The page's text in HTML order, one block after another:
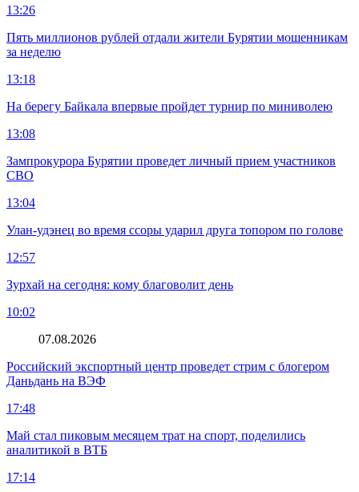
13:26
Пять миллионов рублей отдали жители Бурятии мошенникам
за неделю
13:18
На берегу Байкала впервые пройдет турнир по миниволею
13:08
Зампрокурора Бурятии проведет личный прием участников
СВО
13:04
Улан-удэнец во время ссоры ударил друга топором по голове
12:57
Зурхай на сегодня: кому благоволит день
10:02
07.08.2026
Российский экспортный центр проведет стрим с блогером
Даньдань на ВЭФ
17:48
Май стал пиковым месяцем трат на спорт, поделились
аналитикой в ВТБ
17:14